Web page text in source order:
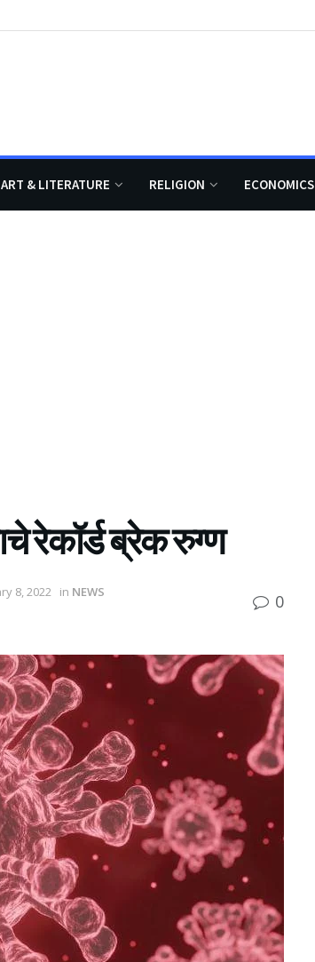
ART & LITERATURE RELIGION ECONOMICS
रेकॉर्ड ब्रेक रुग्ण
8, 2022 in NEWS
0